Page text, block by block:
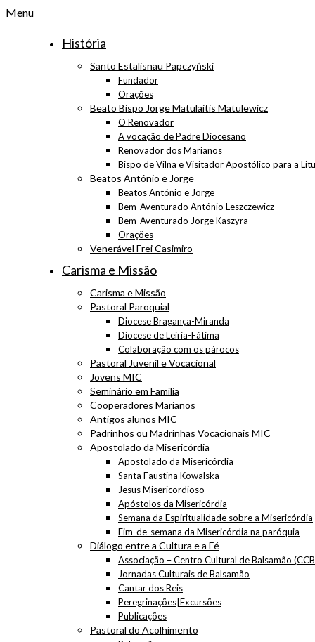
Menu
História
Santo Estalisnau Papczyński
Fundador
Orações
Beato Bispo Jorge Matulaitis Matulewicz
O Renovador
A vocação de Padre Diocesano
Renovador dos Marianos
Bispo de Vilna e Visitador Apostólico para a
Beatos António e Jorge
Beatos António e Jorge
Bem-Aventurado António Leszczewicz
Bem-Aventurado Jorge Kaszyra
Orações
Venerável Frei Casimiro
Carisma e Missão
Carisma e Missão
Pastoral Paroquial
Diocese Bragança-Miranda
Diocese de Leiria-Fátima
Colaboração com os párocos
Pastoral Juvenil e Vocacional
Jovens MIC
Seminário em Família
Cooperadores Marianos
Antigos alunos MIC
Padrinhos ou Madrinhas Vocacionais MIC
Apostolado da Misericórdia
Apostolado da Misericórdia
Santa Faustina Kowalska
Jesus Misericordioso
Apóstolos da Misericórdia
Semana da Espiritualidade sobre a Misericórdia
Fim-de-semana da Misericórdia na paróquia
Diálogo entre a Cultura e a Fé
Associação – Centro Cultural de Balsamão
Jornadas Culturais de Balsamão
Cantar dos Reis
Peregrinações|Excursões
Publicações
Pastoral do Acolhimento